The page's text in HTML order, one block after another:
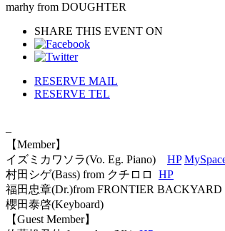
marhy from DOUGHTER
SHARE THIS EVENT ON
RESERVE MAIL
RESERVE TEL
–
【Member】
イズミカワソラ(Vo. Eg. Piano) HP
村田シゲ(Bass) from クチロロ HP
福田忠章(Dr.)from FRONTIER BACKYARD
櫻田泰啓(Keyboard)
【Guest Member】